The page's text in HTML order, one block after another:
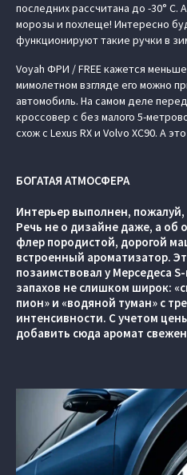
последних рассчитана до -30°
морозы и похлеще! Интересно
функционируют такие ручки в
Voyah ФРИ / FREE кажется
мимолетном взгляде его можно
автомобиль. На самом деле
кроссовер с без малого 5-
схож с Lexus RX и Volvo XC90. А
БОГАТАЯ АТМОСФЕРА
Интерьер выполнен,
Речь не о дизайне даже, а об
флер породистой, дорогой
встроенный ароматизатор.
позаимствовал у Мерседеса
запахов не слишком широк:
пион» и «водяной туман» с
интенсивности. С учетом
добавить сюда аромат